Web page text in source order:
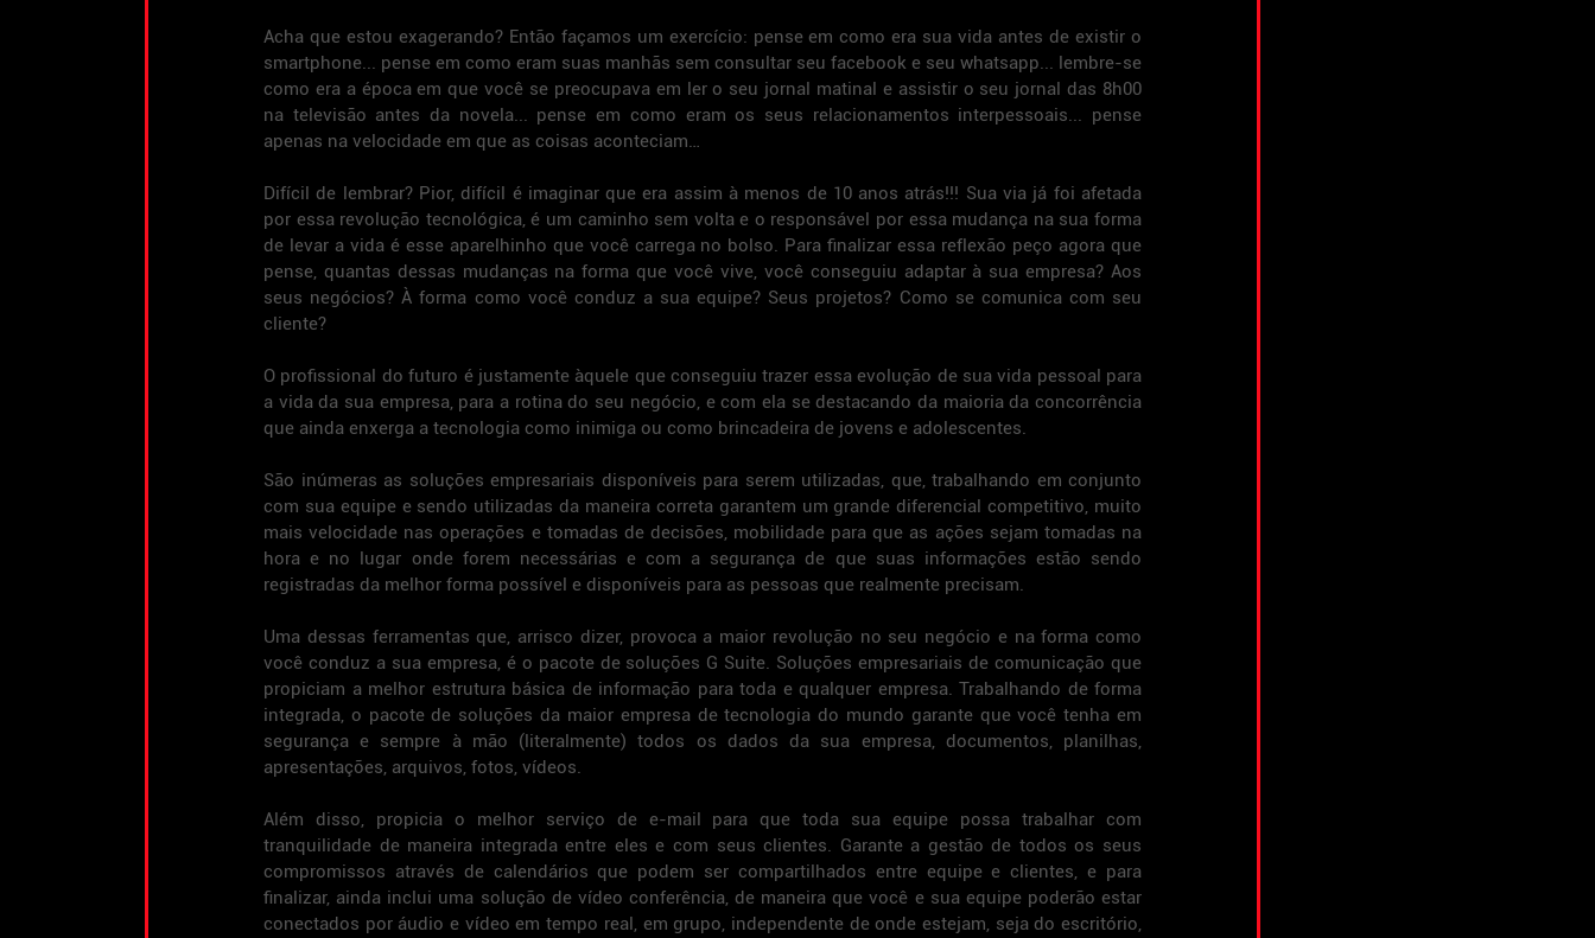
Acha que estou exagerando? Então façamos um exercício: pense em como era sua vida antes de existir o
smartphone... pense em como eram suas manhãs sem consultar seu facebook e seu whatsapp... lembre-se
como era a época em que você se preocupava em ler o seu jornal matinal e assistir o seu jornal das 8h00
na televisão antes da novela... pense em como eram os seus relacionamentos interpessoais... pense
apenas na velocidade em que as coisas aconteciam…
Difícil de lembrar? Pior, difícil é imaginar que era assim à menos de 10 anos atrás!!! Sua via já foi afetada
por essa revolução tecnológica, é um caminho sem volta e o responsável por essa mudança na sua forma
de levar a vida é esse aparelhinho que você carrega no bolso. Para finalizar essa reflexão peço agora que
pense, quantas dessas mudanças na forma que você vive, você conseguiu adaptar à sua empresa? Aos
seus negócios? À forma como você conduz a sua equipe? Seus projetos? Como se comunica com seu
cliente?
O profissional do futuro é justamente àquele que conseguiu trazer essa evolução de sua vida pessoal para
a vida da sua empresa, para a rotina do seu negócio, e com ela se destacando da maioria da concorrência
que ainda enxerga a tecnologia como inimiga ou como brincadeira de jovens e adolescentes.
São inúmeras as soluções empresariais disponíveis para serem utilizadas, que, trabalhando em conjunto
com sua equipe e sendo utilizadas da maneira correta garantem um grande diferencial competitivo, muito
mais velocidade nas operações e tomadas de decisões, mobilidade para que as ações sejam tomadas na
hora e no lugar onde forem necessárias e com a segurança de que suas informações estão sendo
registradas da melhor forma possível e disponíveis para as pessoas que realmente precisam.
Uma dessas ferramentas que, arrisco dizer, provoca a maior revolução no seu negócio e na forma como
você conduz a sua empresa, é o pacote de soluções G Suite. Soluções empresariais de comunicação que
propiciam a melhor estrutura básica de informação para toda e qualquer empresa. Trabalhando de forma
integrada, o pacote de soluções da maior empresa de tecnologia do mundo garante que você tenha em
segurança e sempre à mão (literalmente) todos os dados da sua empresa, documentos, planilhas,
apresentações, arquivos, fotos, vídeos.
Além disso, propicia o melhor serviço de e-mail para que toda sua equipe possa trabalhar com
tranquilidade de maneira integrada entre eles e com seus clientes. Garante a gestão de todos os seus
compromissos através de calendários que podem ser compartilhados entre equipe e clientes, e para
finalizar, ainda inclui uma solução de vídeo conferência, de maneira que você e sua equipe poderão estar
conectados por áudio e vídeo em tempo real, em grupo, independente de onde estejam, seja do escritório,